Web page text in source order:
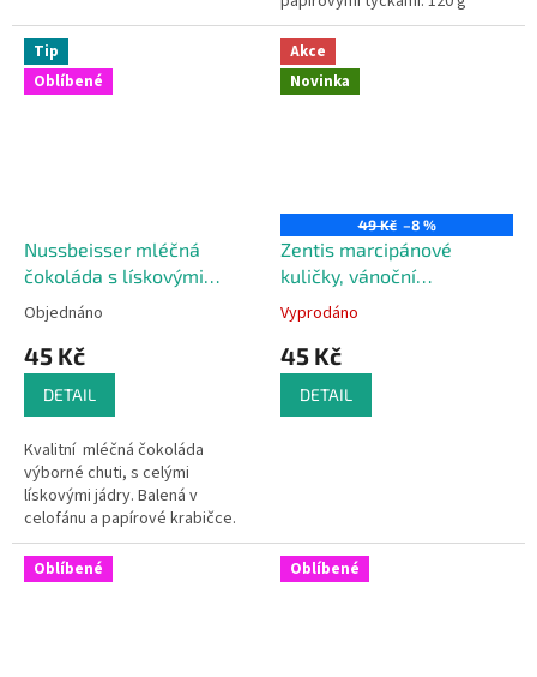
Tip
Oblíbené
Nussbeisser mléčná
čokoláda s lískovými
oříšky, 100 g
Objednáno
45 Kč
DETAIL
Kvalitní mléčná čokoláda
výborné chuti, s celými
lískovými jádry. Balená v
celofánu a papírové krabičce.
100 g
Akce
Novinka
49 Kč –8 %
Zentis marcipánové
kuličky, vánoční
cukrovinka, 100 g
Vyprodáno
45 Kč
DETAIL
Oblíbené Oblíbené